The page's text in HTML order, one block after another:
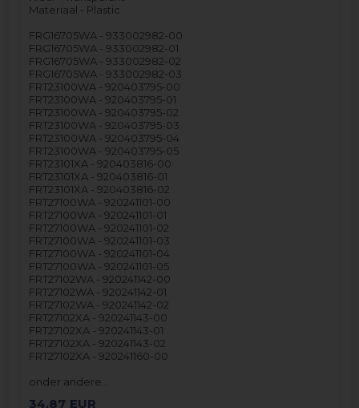
Materiaal - Plastic
FRG16705WA - 933002982-00
FRG16705WA - 933002982-01
FRG16705WA - 933002982-02
FRG16705WA - 933002982-03
FRT23100WA - 920403795-00
FRT23100WA - 920403795-01
FRT23100WA - 920403795-02
FRT23100WA - 920403795-03
FRT23100WA - 920403795-04
FRT23100WA - 920403795-05
FRT23101XA - 920403816-00
FRT23101XA - 920403816-01
FRT23101XA - 920403816-02
FRT27100WA - 920241101-00
FRT27100WA - 920241101-01
FRT27100WA - 920241101-02
FRT27100WA - 920241101-03
FRT27100WA - 920241101-04
FRT27100WA - 920241101-05
FRT27102WA - 920241142-00
FRT27102WA - 920241142-01
FRT27102WA - 920241142-02
FRT27102XA - 920241143-00
FRT27102XA - 920241143-01
FRT27102XA - 920241143-02
FRT27102XA - 920241160-00
onder andere…
34,87 EUR